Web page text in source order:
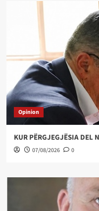
Opinion
KUR PËRGJEGJËSIA DEL
07/08/2026 0